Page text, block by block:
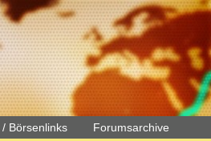
Börsenlinks Forumsarchive